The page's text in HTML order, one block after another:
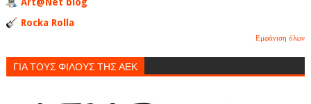
Rocka Rolla
Εμφάνιση όλων
ΓΙΑ ΤΟΥΣ ΦΙΛΟΥΣ ΤΗΣ ΑΕΚ